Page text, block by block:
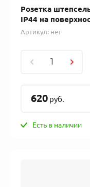
Розетка
IР44 на
Артикул: нет
620 руб.
Есть в наличии